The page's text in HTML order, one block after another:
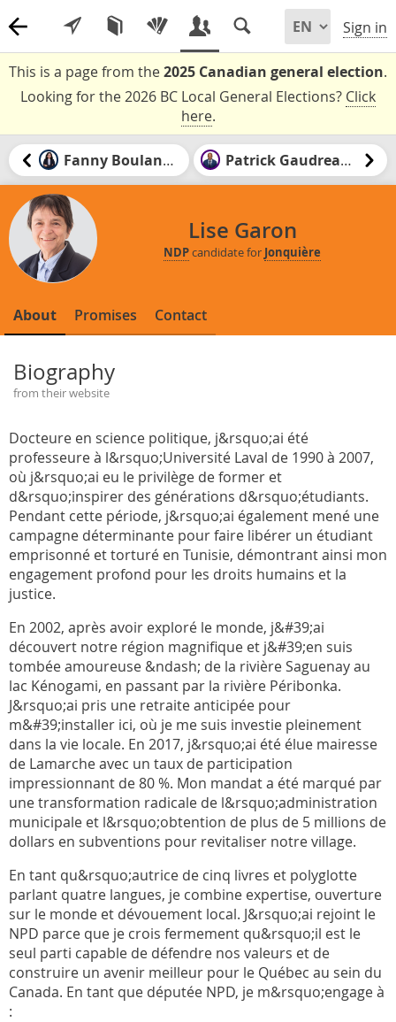
Sign in
This is a page from the2025 Canadian general election.
Looking for the 2026 BC Local General Elections? Click
here.
Fanny Boulanger Patrick Gaudreault
Lise Garon
NDPcandidate for Jonquière
About Promises Contact
Biography
from their website
Docteure en science politique, j&rsquo;ai été
professeure à l&rsquo;Université Laval de 1990 à 2007,
où j&rsquo;ai eu le privilège de former et
d&rsquo;inspirer des générations d&rsquo;étudiants.
Pendant cette période, j&rsquo;ai également mené une
campagne déterminante pour faire libérer un étudiant
emprisonné et torturé en Tunisie, démontrant ainsi mon
engagement profond pour les droits humains et la
justice.
En 2002, après avoir exploré le monde, j&#39;ai
découvert notre région magnifique et j&#39;en suis
tombée amoureuse &ndash; de la rivière Saguenay au
lac Kénogami, en passant par la rivière Péribonka.
J&rsquo;ai pris une retraite anticipée pour
m&#39;installer ici, où je me suis investie pleinement
dans la vie locale. En 2017, j&rsquo;ai été élue mairesse
de Lamarche avec un taux de participation
impressionnant de 80 %. Mon mandat a été marqué par
une transformation radicale de l&rsquo;administration
municipale et l&rsquo;obtention de plus de 5 millions de
dollars en subventions pour revitaliser notre village.
En tant qu&rsquo;autrice de cinq livres et polyglotte
parlant quatre langues, je combine expertise, ouverture
sur le monde et dévouement local. J&rsquo;ai rejoint le
NPD parce que je crois fermement qu&rsquo;il est le
seul parti capable de défendre nos valeurs et de
construire un avenir meilleur pour le Québec au sein du
Canada. En tant que députée NPD, je m&rsquo;engage à
: